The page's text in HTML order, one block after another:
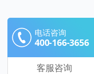
电话咨询
400-166-3656
客服咨询